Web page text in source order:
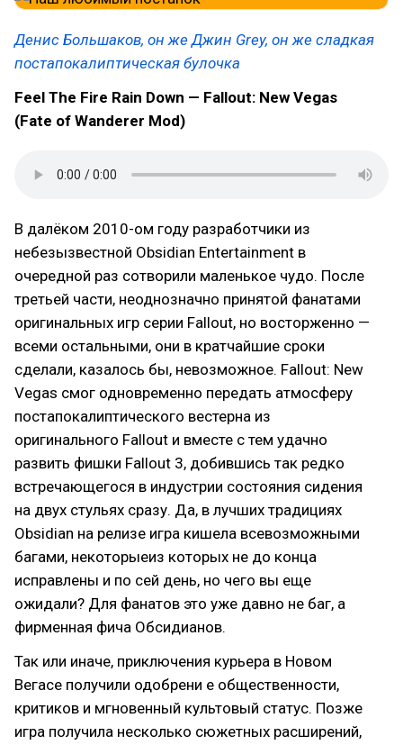
Денис Большаков, он же Джин Grey, он же сладкая
постапокалиптическая булочка
Feel The Fire Rain Down — Fallout: New Vegas
(Fate of Wanderer Mod)
В далёком 2010-ом году разработчики из
небезызвестной Obsidian Entertainment в
очередной раз сотворили маленькое чудо. После
третьей части, неоднозначно принятой фанатами
оригинальных игр серии Fallout, но восторженно —
всеми остальными, они в кратчайшие сроки
сделали, казалось бы, невозможное. Fallout: New
Vegas смог одновременно передать атмосферу
постапокалиптического вестерна из
оригинального Fallout и вместе с тем удачно
развить фишки Fallout 3, добившись так редко
встречающегося в индустрии состояния сидения
на двух стульях сразу. Да, в лучших традициях
Obsidian на релизе игра кишела всевозможными
багами, некоторыеиз которых не до конца
исправлены и по сей день, но чего вы еще
ожидали? Для фанатов это уже давно не баг, а
фирменная фича Обсидианов.
Так или иначе, приключения курьера в Новом
Вегасе получили одобрени е общественности,
критиков и мгновенный культовый статус. Позже
игра получила несколько сюжетных расширений,